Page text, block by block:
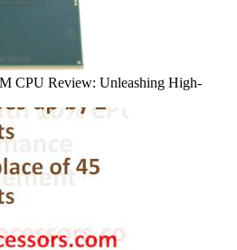
CPU Review: Unleashing High-